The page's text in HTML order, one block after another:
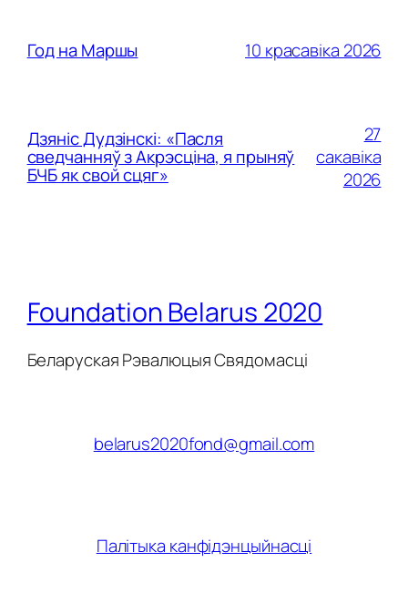
Год на Маршы 10 красавіка 2026
Дзяніс Дудзінскі: «Пасля
сведчанняў з Акрэсціна, я прыняў
БЧБ як свой сцяг»
27
сакавіка
2026
Foundation Belarus 2020
Беларуская Рэвалюцыя Свядомасці
belarus2020fond@gmail.com
Палітыка канфідэнцыйнасці